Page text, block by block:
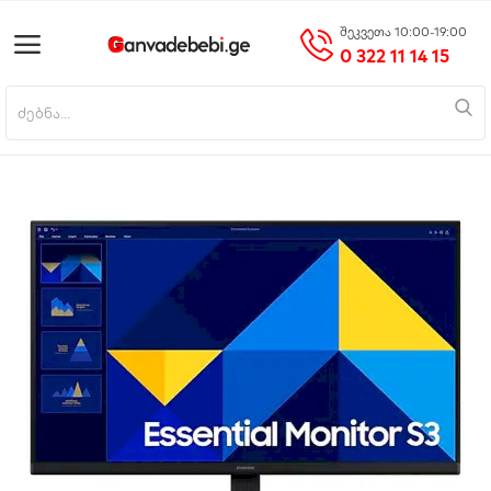
შეკვეთა 10:00-19:00
0 322 11 14 15
მობილურები
საოჯახო ტექნიკა
ციფრული ტექნიკა
ნაძვის ხეები